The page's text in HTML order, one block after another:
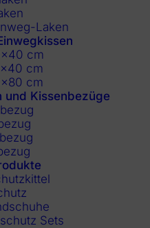
Laken
cm
cm
cm
und Kissenbezüge
Sets